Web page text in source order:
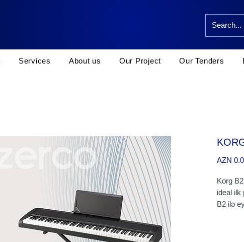
Services About us Our Project Our Tenders
AZN
Korg
ideal ilk
B2 ilə